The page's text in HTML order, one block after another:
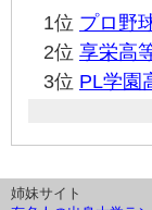
1位 プロ野
2位 享栄高
3位 PL学園
姉妹サイト